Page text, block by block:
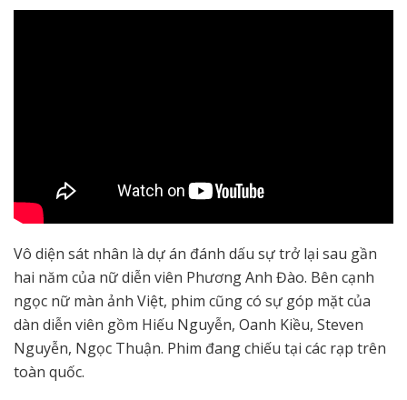
Vô diện sát nhân là dự án đánh dấu sự trở lại sau gần
hai năm của nữ diễn viên Phương Anh Đào. Bên cạnh
ngọc nữ màn ảnh Việt, phim cũng có sự góp mặt của
dàn diễn viên gồm Hiếu Nguyễn, Oanh Kiều, Steven
Nguyễn, Ngọc Thuận. Phim đang chiếu tại các rạp trên
toàn quốc.